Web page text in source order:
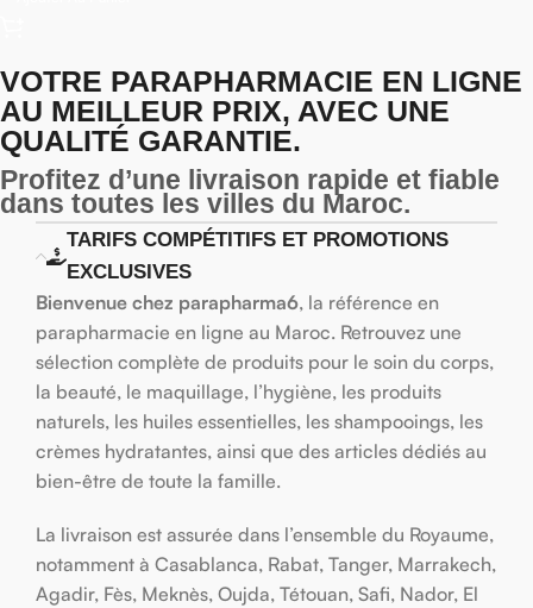
VOTRE PARAPHARMACIE EN LIGNE
AU MEILLEUR PRIX, AVEC UNE
QUALITÉ GARANTIE.
Profitez d’une livraison rapide et fiable
dans toutes les villes du Maroc.
TARIFS COMPÉTITIFS ET PROMOTIONS
EXCLUSIVES
Bienvenue chez parapharma6, la référence en
parapharmacie en ligne au Maroc. Retrouvez une
sélection complète de produits pour le soin du corps,
la beauté, le maquillage, l’hygiène, les produits
naturels, les huiles essentielles, les shampooings, les
crèmes hydratantes, ainsi que des articles dédiés au
bien-être de toute la famille.
La livraison est assurée dans l’ensemble du Royaume,
notamment à Casablanca, Rabat, Tanger, Marrakech,
Agadir, Fès, Meknès, Oujda, Tétouan, Safi, Nador, El